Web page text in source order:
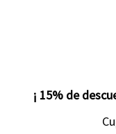
¡ 15% de